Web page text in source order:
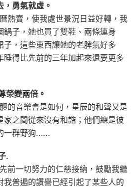
，勇氣就虛。
熱賣，使我處世景況日益好轉，我
鍋子，她也買了雙鞋、兩條連身
，這些東西讓她的老脾氣好多
睡得比先前的三年加起來還要更多
榮變兩倍。
的音樂會是如何，星辰的和聲又是
家之間從來沒有和諧；他們總是彼
一群野狗……
.
前一切努力的仁慈接納，鼓勵我繼
普遍的讚譽已經引起了某些人的